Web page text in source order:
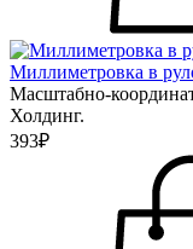
Миллиметровка в
Масштабно-
Холдинг.
393₽